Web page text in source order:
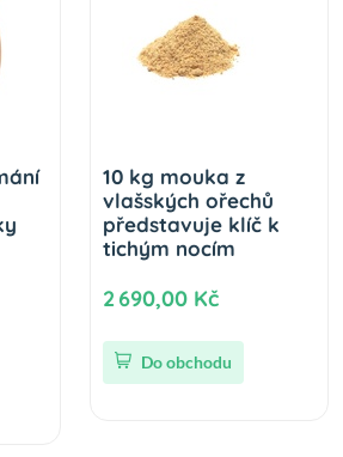
10 kg mouka z
vlašských ořechů
představuje klíč k
tichým nocím
2 690,00 Kč
Do obchodu